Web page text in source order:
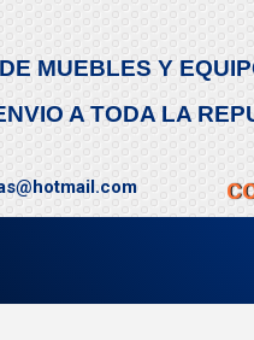
MUEBLES Y
A TODA LA